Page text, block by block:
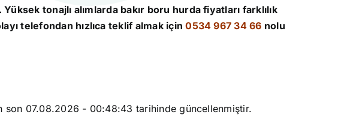
tonajlı alımlarda bakır boru hurda fiyatları farklılık
telefondan hızlıca teklif almak için0534 967 34 66 nolu
son 07.08.2026 - 00:48:43 tarihinde güncellenmiştir.